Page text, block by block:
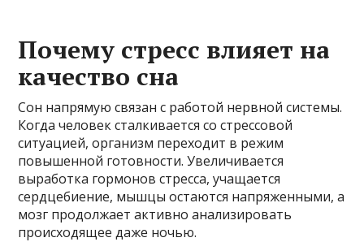
Почему стресс влияет на
качество сна
Сон напрямую связан с работой нервной системы.
Когда человек сталкивается со стрессовой
ситуацией, организм переходит в режим
повышенной готовности. Увеличивается
выработка гормонов стресса, учащается
сердцебиение, мышцы остаются напряженными, а
мозг продолжает активно анализировать
происходящее даже ночью.